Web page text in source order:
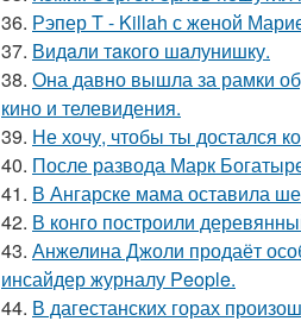
36. Рэпер T - Killah с женой
37. Видaли тaкого шaлунишку.
38. Она давно вышла за рамки
кино и телевидения.
39. Не хочу, чтобы ты достался
40. После развода Марк
41. В Ангарске мама оставила
42. В конго построили
43. Анжелина Джоли продаёт
инсайдер журналу People.
44. В дагестанских горах